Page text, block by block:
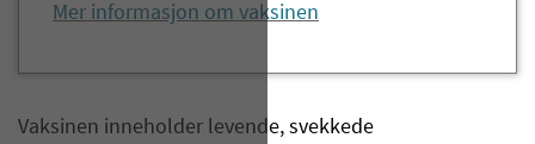
Mer informasjon om vaksinen
​Vaksinen inneholder levende, svekkede